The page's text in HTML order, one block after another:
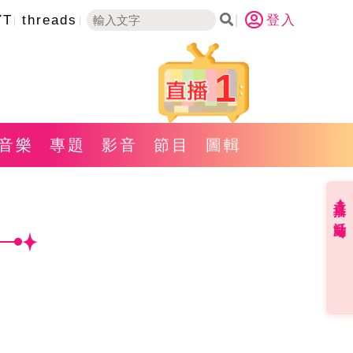
threads 登入
1
樂 專題 影音 節目 圖輯
直播✦活動